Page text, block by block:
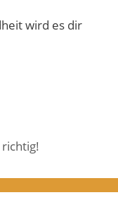
wird es dir